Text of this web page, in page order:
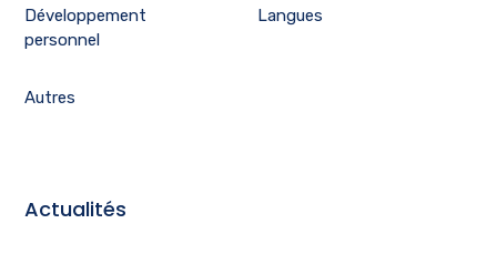
Développement
personnel
Langues
Autres
Actualités